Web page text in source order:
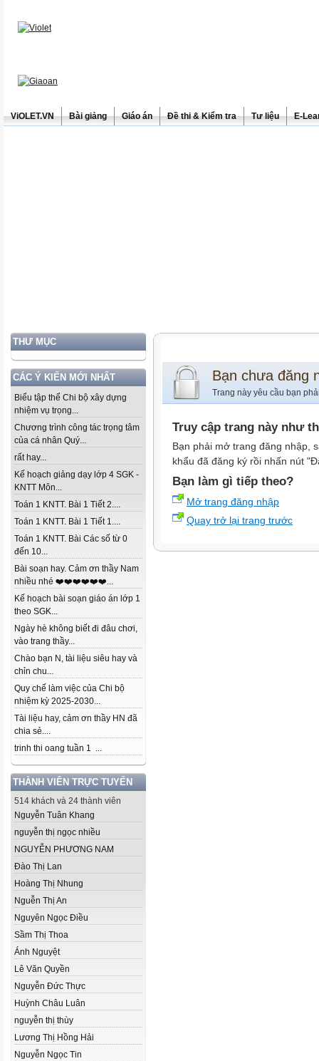
ViOLET.VN Bài giảng Giáo án Đề thi & Kiểm tra Tư liệu E-
THƯ MỤC
CÁC Ý KIẾN MỚI NHẤT
Biểu tập thể Chi bộ xây dựng
nhiệm vụ trọng...
Chương trình công tác trọng tâm
của cá nhân Quý...
rất hay...
Kế hoạch giảng dạy lớp 4 SGK -
KNTT Môn...
Toán 1 KNTT. Bài 1 Tiết 2....
Toán 1 KNTT. Bài 1 Tiết 1....
Toán 1 KNTT. Bài Các số từ 0
đến 10...
Bài soạn hay. Cảm ơn thầy Nam
nhiều nhé ❤️❤️❤️❤️❤️❤️...
Kế hoạch bài soạn giáo án lớp 1
theo SGK...
Ngày hè không biết đi đâu chơi,
vào trang thầy...
Chào bạn N, tài liệu siêu hay và
chỉn chu...
Quy chế làm việc của Chi bộ
nhiệm kỳ 2025-2030...
Tài liệu hay, cảm ơn thầy HN đã
chia sẻ....
trinh thi oang tuần 1 ...
THÀNH VIÊN TRỰC TUYẾN
514 khách và 24 thành viên
Nguyễn Tuân Khang
nguyễn thị ngọc nhiều
NGUYỄN PHƯƠNG NAM
Đào Thị Lan
Hoàng Thị Nhung
Nguễn Thị An
Nguyên Ngọc Điều
Sầm Thị Thoa
Ánh Nguyệt
Lê Văn Quyền
Nguyễn Đức Thực
Huỳnh Châu Luân
nguyễn thị thùy
Lương Thị Hồng Hải
Nguyễn Ngọc Tin
Bạn chưa đăng
Trang này yêu cầu bạn
Truy cập trang này như
Bạn phải mở trang đăng nhập,
khẩu đã đăng ký rồi nhấn nút
Bạn làm gì tiếp theo?
Mở trang đăng nhập
Quay trở lại trang trước